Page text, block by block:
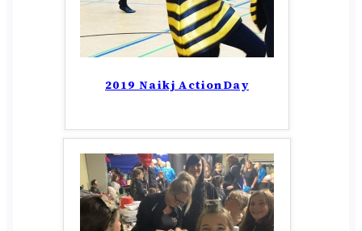
2019 Naikj ActionDay